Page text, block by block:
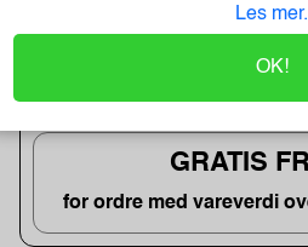
Transportetiketter
GRATIS
for ordre med vareverdi
Les mer.
OK!